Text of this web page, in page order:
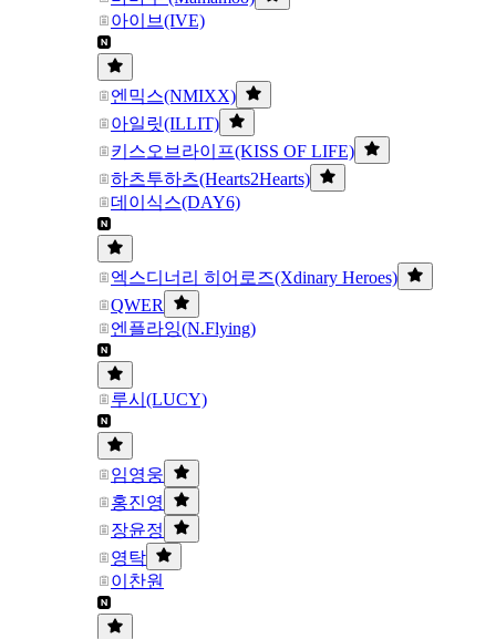
아이브(IVE)
엔믹스(NMIXX)
아일릿(ILLIT)
키스오브라이프(KISS OF LIFE)
하츠투하츠(Hearts2Hearts)
데이식스(DAY6)
엑스디너리 히어로즈(Xdinary Heroes)
QWER
엔플라잉(N.Flying)
루시(LUCY)
임영웅
홍진영
장윤정
영탁
이찬원